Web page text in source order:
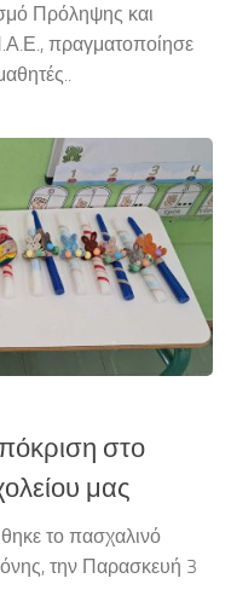
Πρόληψης και
πραγματοποίησε
στο
μας
το πασχαλινό
την Παρασκευή 3